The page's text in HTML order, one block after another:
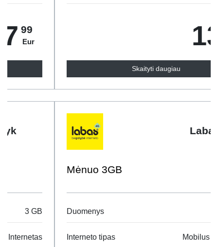
Skaityti daugiau
Mėnuo 3GB
Duomenys
Interneto tipas Mobilus Internetas